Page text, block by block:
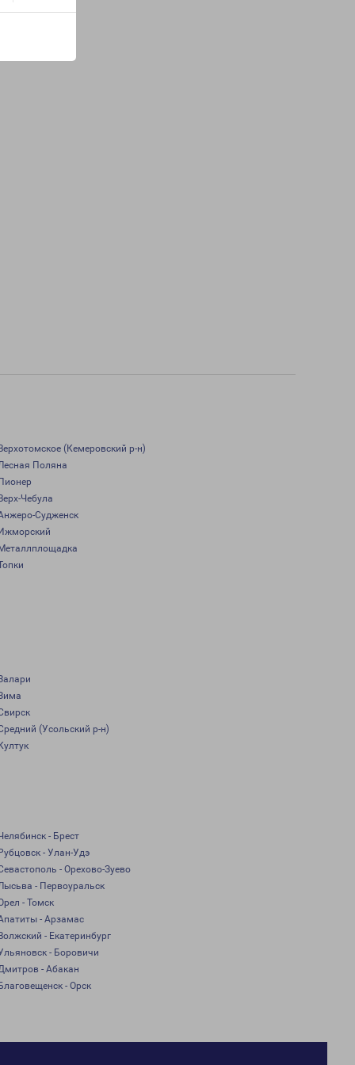
(Кемеровский р-н)
Поляна
Чебула
Судженск
(Усольский р-н)
- Брест
- Улан-Удэ
- Орехово-Зуево
- Первоуральск
- Томск
- Арзамас
- Екатеринбург
- Боровичи
- Абакан
- Орск